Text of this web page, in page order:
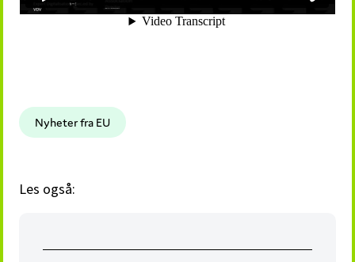
Nyheter fra EU
Les også: